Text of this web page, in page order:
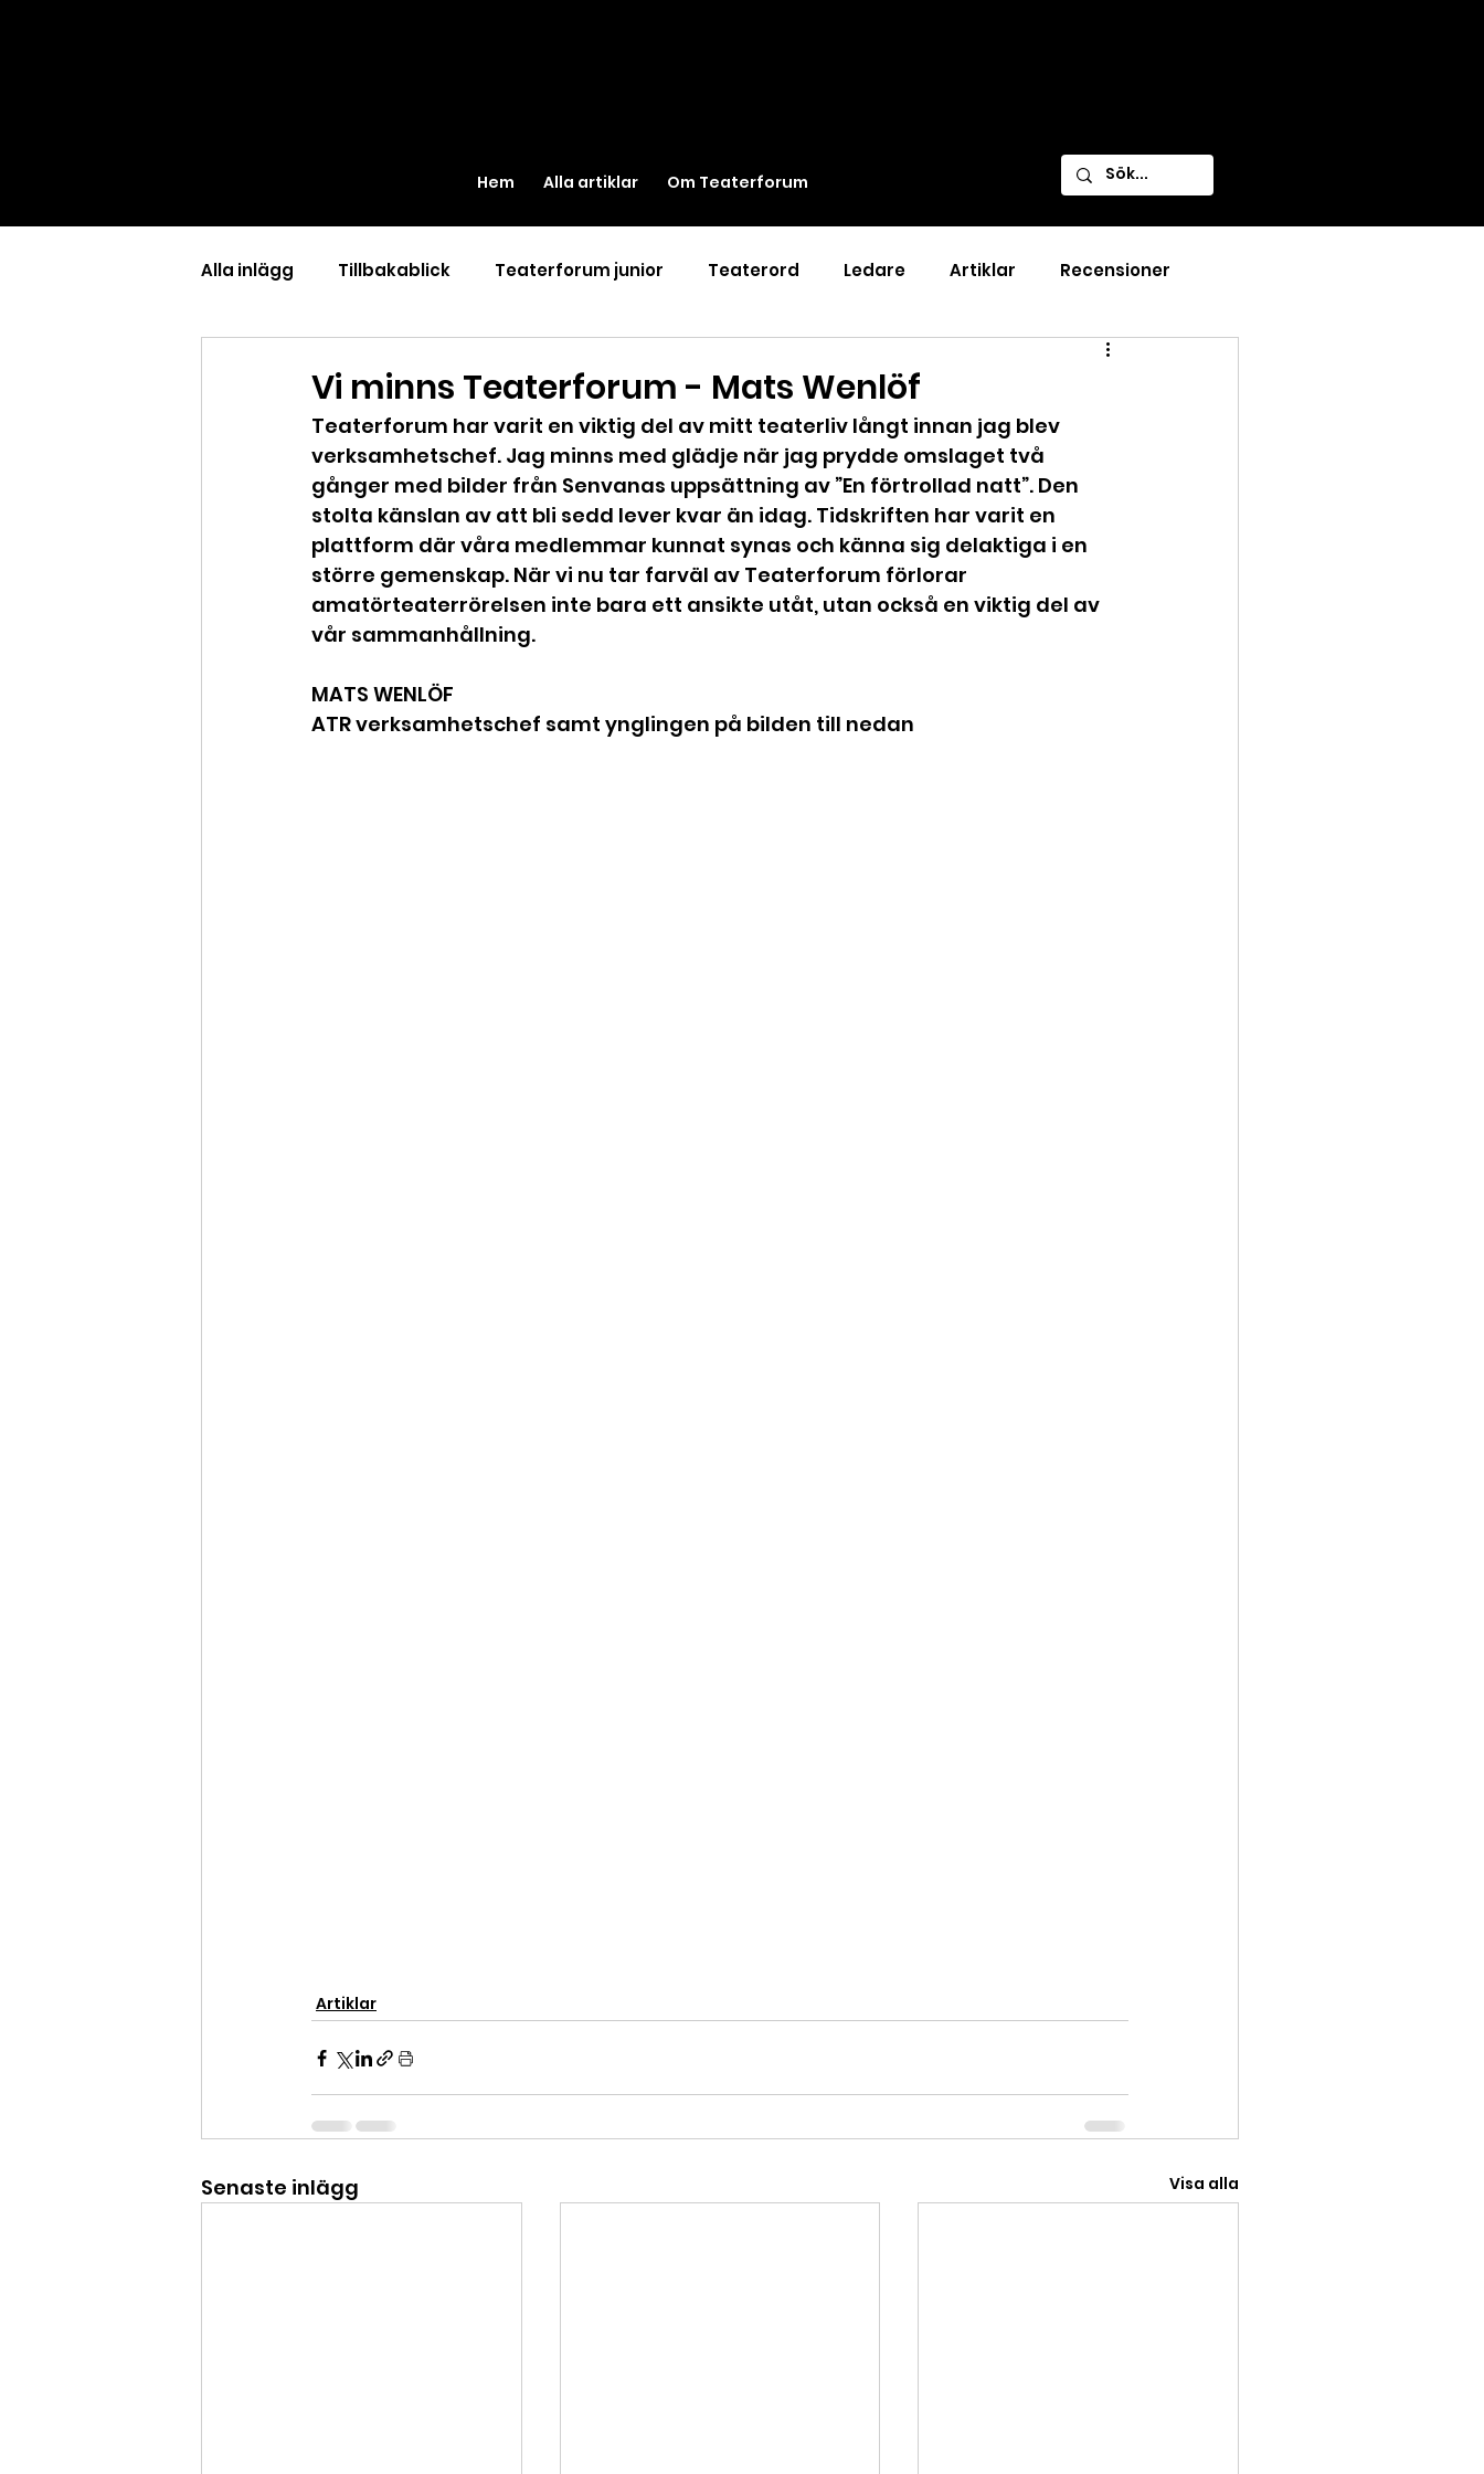
Hem Alla artiklar Om Teaterforum
Alla inlägg Tillbakablick Teaterforum junior Teaterord Ledare Artiklar Recensioner
Vi minns Teaterforum - Mats Wenlöf
Teaterforum har varit en viktig del av mitt teaterliv långt innan jag blev
verksamhetschef. Jag minns med glädje när jag prydde omslaget två
gånger med bilder från Senvanas uppsättning av ”En förtrollad natt”. Den
stolta känslan av att bli sedd lever kvar än idag. Tidskriften har varit en
plattform där våra medlemmar kunnat synas och känna sig delaktiga i en
större gemenskap. När vi nu tar farväl av Teaterforum förlorar
amatörteaterrörelsen inte bara ett ansikte utåt, utan också en viktig del av
vår sammanhållning.
MATS WENLÖF
ATR verksamhetschef samt ynglingen på bilden till nedan
Artiklar
Senaste inlägg Visa alla